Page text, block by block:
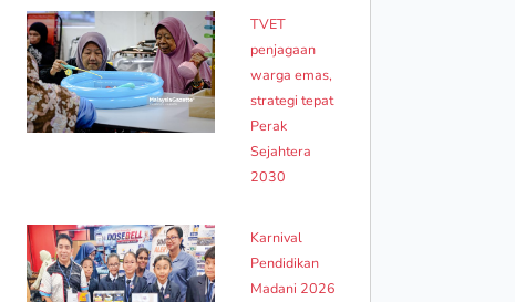
TVET
penjagaan
warga emas,
strategi tepat
Perak
Sejahtera
2030
Karnival
Pendidikan
Madani 2026